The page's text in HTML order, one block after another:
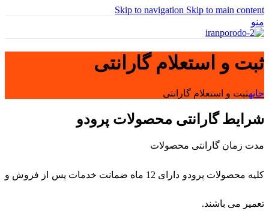
Skip to navigation Skip to main content
منو
ثبت و استعلام گارانتی
خانهثبت و استعلام گارانتی
شرایط گارانتی محصولات پرودو
مدت زمان گارانتی محصولات
کلیه محصولات پرودو دارای 12 ماه ضمانت خدمات پس از فروش و
تعمیر می باشند.